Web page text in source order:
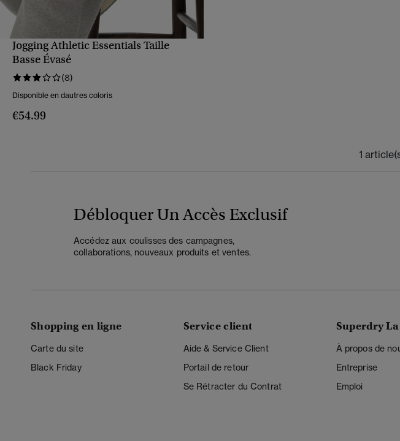
APERÇU RAPIDE
Jogging Athletic Essentials Taille
Basse Évasé
(8)
Disponible en dautres coloris
€54.99
1
Débloquer Un Accès Exclusif
Accédez aux coulisses des campagnes,
collaborations, nouveaux produits et ventes.
Shopping en ligne
Carte du site
Black Friday
Service client
Aide & Service Client
Portail de retour
Se Rétracter du Contrat
Superdry
À propos de
Entreprise
Emploi